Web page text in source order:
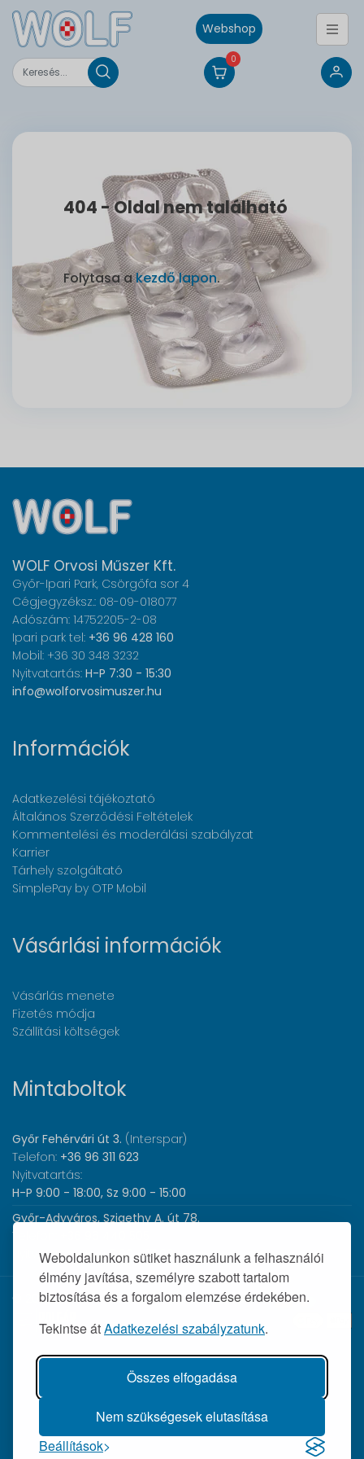
Weboldalunkon sütiket használunk a felhasználói
élmény javítása, személyre szabott tartalom
biztosítása és a forgalom elemzése érdekében.
Tekintse átAdatkezelési szabályzatunk.
Összes elfogadása
Nem szükségesek elutasítása
Beállítások
Webshop
0
404 - Oldal nem található
Folytasa akezdő lapon.
WOLF Orvosi Műszer Kft.
Győr-Ipari Park, Csörgőfa sor 4
Cégjegyzéksz.: 08-09-018077
Adószám: 14752205-2-08
Ipari park tel: +36 96 428 160
Mobil: +36 30 348 3232
Nyitvatartás: H-P 7:30 - 15:30
info@wolforvosimuszer.hu
Információk
Adatkezelési tájékoztató
Általános Szerződési Feltételek
Kommentelési és moderálási szabályzat
Karrier
Tárhely szolgáltató
SimplePay by OTP Mobil
Vásárlási információk
Vásárlás menete
Fizetés módja
Szállítási költségek
Mintaboltok
Győr Fehérvári út 3. (Interspar)
Telefon: +36 96 311 623
Nyitvatartás:
H-P 9:00 - 18:00, Sz 9:00 - 15:00
Győr-Adyváros, Szigethy A. út 78.
Telefon:
Nyitvatartás:H-P 8:00 - 17:00
© 2026 Wolf Orvosi Műszer Kft. |